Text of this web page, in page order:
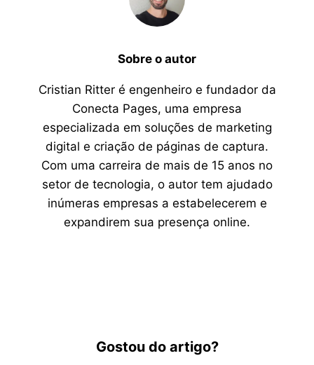
Sobre o autor
Cristian Ritter é engenheiro e fundador da
Conecta Pages, uma empresa
especializada em soluções de marketing
digital e criação de páginas de captura.
Com uma carreira de mais de 15 anos no
setor de tecnologia, o autor tem ajudado
inúmeras empresas a estabelecerem e
expandirem sua presença online.
Gostou do artigo?